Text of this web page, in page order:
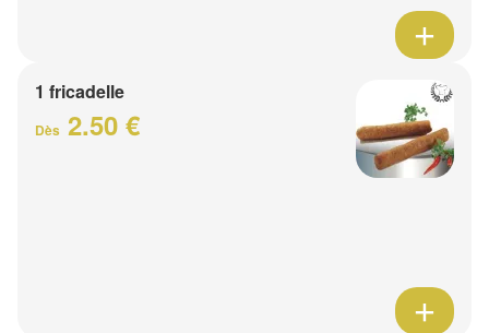
1 fricadelle
Dès 2.50 €